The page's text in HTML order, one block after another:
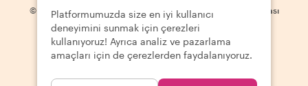
© 2026 Withlocals.com Gizlilik Politikası | Site haritası
Platformumuzda size en iyi kullanıcı
deneyimini sunmak için çerezleri
kullanıyoruz! Ayrıca analiz ve pazarlama
amaçları için de çerezlerden faydalanıyoruz.